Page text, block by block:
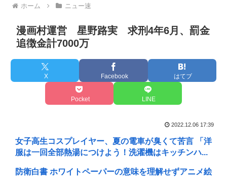
ホーム ニュー速
漫画村運営 星野路実 求刑4年6月、罰金
追徴金計7000万
X Facebook はてブ
Pocket LINE
2022.12.06 17:39
女子高生コスプレイヤー、夏の電車が臭くて苦言 「洋
服は一回全部熱湯につけよう！洗濯機はキッチンハ...
防衛白書 ホワイトペーパーの意味を理解せずアニメ絵